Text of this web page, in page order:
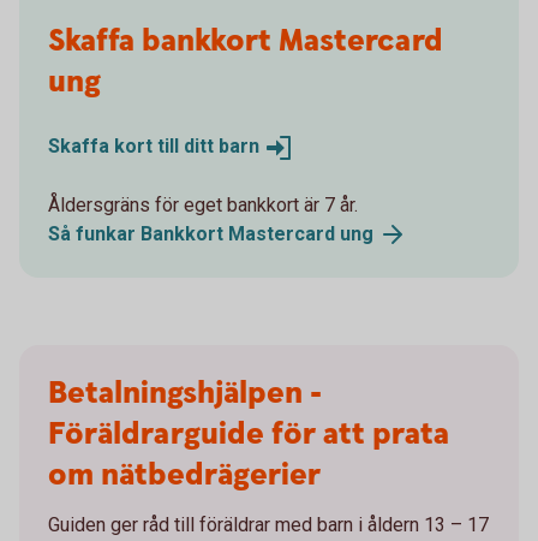
Skaffa bankkort Mastercard
ung
Skaffa kort till ditt barn
Åldersgräns för eget bankkort är 7 år.
Så funkar Bankkort Mastercard ung
Betalningshjälpen -
Föräldrarguide för att prata
om nätbedrägerier
Guiden ger råd till föräldrar med barn i åldern 13 – 17